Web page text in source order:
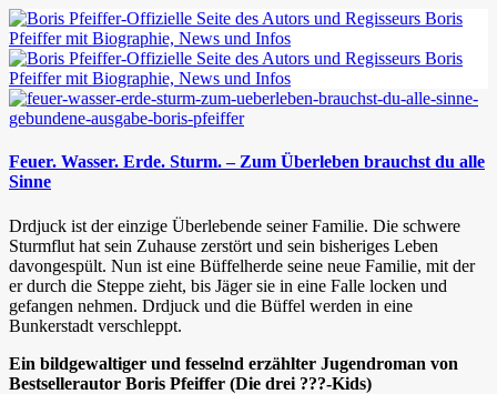
Feuer. Wasser. Erde. Sturm. – Zum Überleben brauchst du alle
Sinne
Drdjuck ist der einzige Überlebende seiner Familie. Die schwere
Sturmflut hat sein Zuhause zerstört und sein bisheriges Leben
davongespült. Nun ist eine Büffelherde seine neue Familie, mit der
er durch die Steppe zieht, bis Jäger sie in eine Falle locken und
gefangen nehmen. Drdjuck und die Büffel werden in eine
Bunkerstadt verschleppt.
Ein bildgewaltiger und fesselnd erzählter Jugendroman von
Bestsellerautor Boris Pfeiffer (Die drei ???-Kids)